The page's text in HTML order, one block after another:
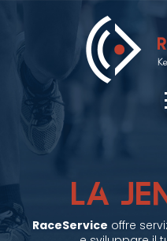
LA
RaceService offre